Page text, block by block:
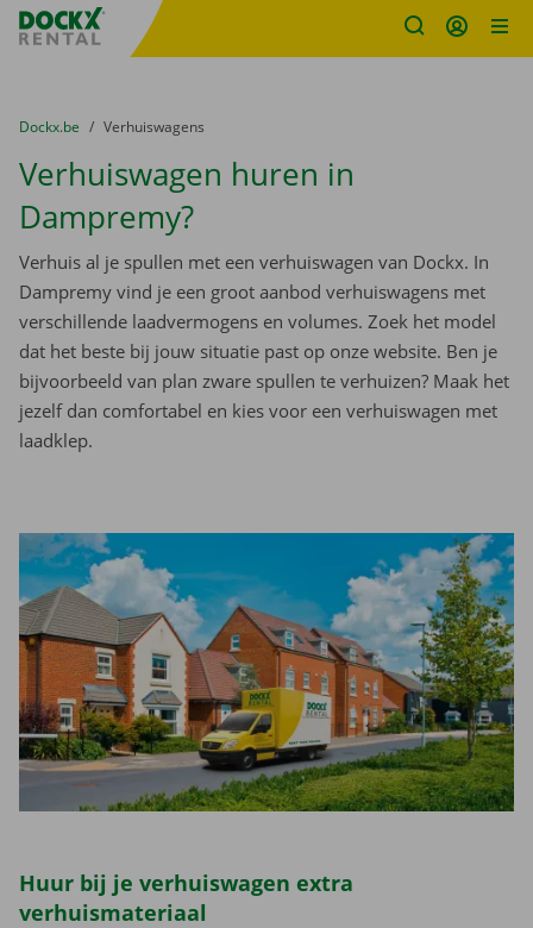
Fratello DEMO
U bevindt zich hier:
van
Dockx.be naar
Verhuiswagens
Verhuiswagen huren in
Dampremy?
Verhuis al je spullen met een verhuiswagen van Dockx. In
Dampremy vind je een groot aanbod verhuiswagens met
verschillende laadvermogens en volumes. Zoek het model
dat het beste bij jouw situatie past op onze website. Ben je
bijvoorbeeld van plan zware spullen te verhuizen? Maak het
jezelf dan comfortabel en kies voor een verhuiswagen met
laadklep.
Huur bij je verhuiswagen extra
verhuismateriaal